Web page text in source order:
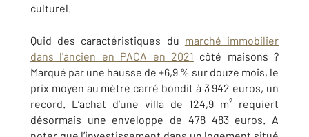
culturel.
Quid des caractéristiques du marché immobilier
dans l'ancien en PACA en 2021 côté maisons ?
Marqué par une hausse de +6,9 % sur douze mois, le
prix moyen au mètre carré bondit à 3 942 euros, un
record. L’achat d’une villa de 124,9 m² requiert
désormais une enveloppe de 478 483 euros. A